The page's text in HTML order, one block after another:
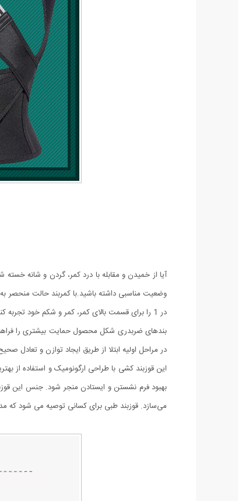
آیا از خمیدن و مقابله با درد کمر، گردن و شانه
در 1 را برای قسمت بالای کمر، کمر و شکم خود تجربه کنید و با ناراحتی و درد خداحافظی کنید.
بندهای ضربدری شکل محصول حمایت بیشتری را
در مراحل اولیه ابتلا از طریق ایجاد توازن و
این قوزبند کشی با طراحی ارگونومیک و استفاده از
بهبود فرم نشستن و ایستادن منجر شود. جنس این
می‌سازد. قوزبند طبی برای کسانی توصیه می شود که